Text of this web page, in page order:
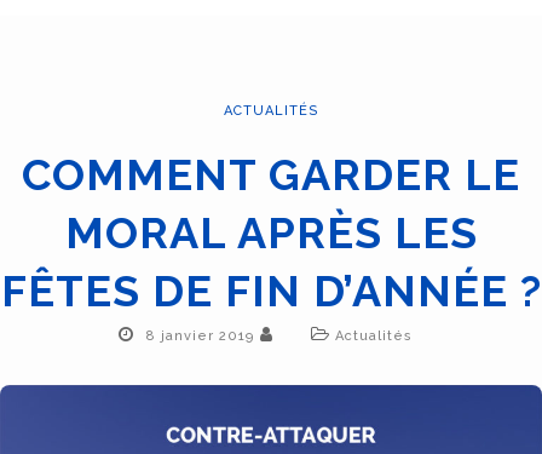
ACTUALITÉS
COMMENT GARDER LE
MORAL APRÈS LES
FÊTES DE FIN D’ANNÉE ?
8 janvier 2019 Actualités